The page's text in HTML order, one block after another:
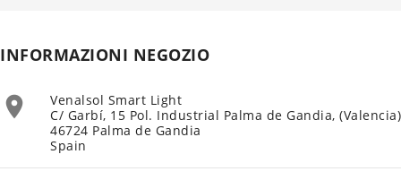
INFORMAZIONI NEGOZIO

Venalsol Smart Light
C/ Garbí, 15 Pol. Industrial Palma de Gandia, (Valencia)
46724 Palma de Gandia
Spain